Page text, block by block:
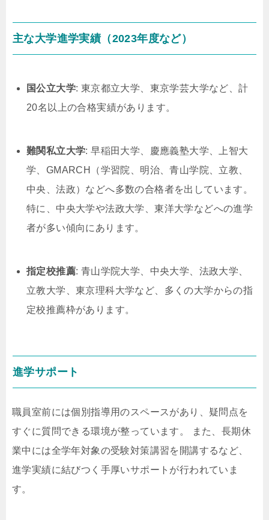
主な大学進学実績（2023年度など）
国公立大学: 東京都立大学、東京学芸大学など、計
20名以上の合格実績があります。
難関私立大学: 早稲田大学、慶應義塾大学、上智大
学、GMARCH（学習院、明治、青山学院、立教、
中央、法政）などへ多数の合格者を出しています。
特に、中央大学や法政大学、東洋大学などへの進学
者が多い傾向にあります。
指定校推薦: 青山学院大学、中央大学、法政大学、
立教大学、東京理科大学など、多くの大学からの指
定校推薦枠があります。
進学サポート
職員室前には個別指導用のスペースがあり、疑問点を
すぐに質問できる環境が整っています。 また、長期休
業中には全学年対象の受験対策講習を開講するなど、
進学実績に結びつく手厚いサポートが行われていま
す。